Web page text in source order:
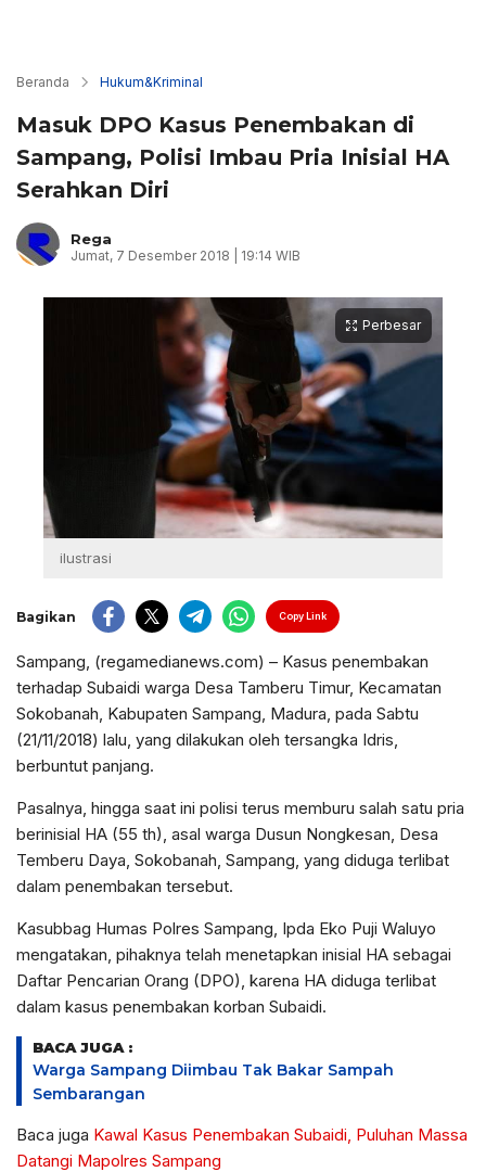
Beranda Hukum&Kriminal
Masuk DPO Kasus Penembakan di
Sampang, Polisi Imbau Pria Inisial HA
Serahkan Diri
Rega
Jumat, 7 Desember 2018 | 19:14 WIB
Perbesar
ilustrasi
Bagikan Copy Link
Sampang, (regamedianews.com) – Kasus penembakan
terhadap Subaidi warga Desa Tamberu Timur, Kecamatan
Sokobanah, Kabupaten Sampang, Madura, pada Sabtu
(21/11/2018) lalu, yang dilakukan oleh tersangka Idris,
berbuntut panjang.
Pasalnya, hingga saat ini polisi terus memburu salah satu pria
berinisial HA (55 th), asal warga Dusun Nongkesan, Desa
Temberu Daya, Sokobanah, Sampang, yang diduga terlibat
dalam penembakan tersebut.
Kasubbag Humas Polres Sampang, Ipda Eko Puji Waluyo
mengatakan, pihaknya telah menetapkan inisial HA sebagai
Daftar Pencarian Orang (DPO), karena HA diduga terlibat
dalam kasus penembakan korban Subaidi.
BACA JUGA :
Warga Sampang Diimbau Tak Bakar Sampah
Sembarangan
Baca juga Kawal Kasus Penembakan Subaidi, Puluhan Massa
Datangi Mapolres Sampang